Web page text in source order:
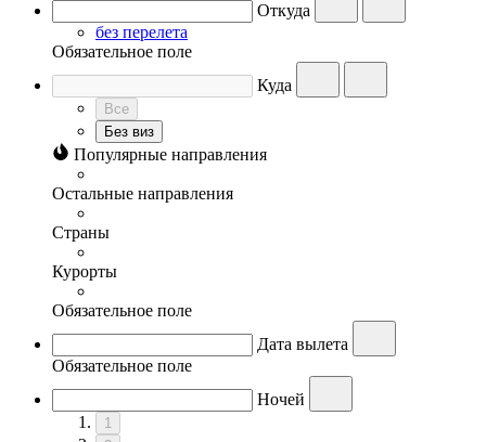
Откуда
без перелета
Обязательное поле
Куда
Все
Без виз
Популярные направления
Остальные направления
Страны
Курорты
Обязательное поле
Дата вылета
Обязательное поле
Ночей
1